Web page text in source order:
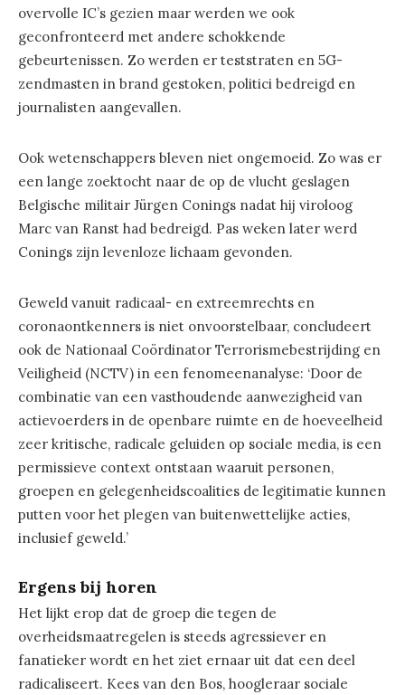
overvolle IC’s gezien maar werden we ook
geconfronteerd met andere schokkende
gebeurtenissen. Zo werden er teststraten en 5G-
zendmasten in brand gestoken, politici bedreigd en
journalisten aangevallen.
Ook wetenschappers bleven niet ongemoeid. Zo was er
een lange zoektocht naar de op de vlucht geslagen
Belgische militair Jürgen Conings nadat hij viroloog
Marc van Ranst had bedreigd. Pas weken later werd
Conings zijn levenloze lichaam gevonden.
Geweld vanuit radicaal- en extreemrechts en
coronaontkenners is niet onvoorstelbaar, concludeert
ook de Nationaal Coördinator Terrorismebestrijding en
Veiligheid (NCTV) in een fenomeenanalyse: ‘Door de
combinatie van een vasthoudende aanwezigheid van
actievoerders in de openbare ruimte en de hoeveelheid
zeer kritische, radicale geluiden op sociale media, is een
permissieve context ontstaan waaruit personen,
groepen en gelegenheidscoalities de legitimatie kunnen
putten voor het plegen van buitenwettelijke acties,
inclusief geweld.’
Ergens bij horen
Het lijkt erop dat de groep die tegen de
overheidsmaatregelen is steeds agressiever en
fanatieker wordt en het ziet ernaar uit dat een deel
radicaliseert. Kees van den Bos, hoogleraar sociale